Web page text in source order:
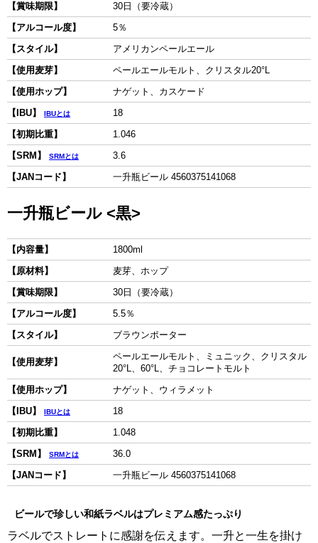
【賞味期限】
30日（要冷蔵）
【アルコール度】
5％
【スタイル】
アメリカンペールエール
【使用麦芽】
ペールエールモルト、クリスタル20°L
【使用ホップ】
ナゲット、カスケード
【IBU】
IBUとは
18
【初期比重】
1.046
【SRM】
SRMとは
3.6
【JANコード】
一升瓶ビール 4560375141068
一升瓶ビール <黒>
【内容量】
1800ml
【原材料】
麦芽、ホップ
【賞味期限】
30日（要冷蔵）
【アルコール度】
5.5％
【スタイル】
ブラウンポーター
【使用麦芽】
ペールエールモルト、ミュニック、クリスタル
20°L、60°L、チョコレートモルト
【使用ホップ】
ナゲット、ウィラメット
【IBU】
IBUとは
18
【初期比重】
1.048
【SRM】
SRMとは
36.0
【JANコード】
一升瓶ビール 4560375141068
ビールで珍しい和紙ラベルはプレミアム感たっぷり
ラベルでストレートに感謝を伝えます。一升と一生を掛け